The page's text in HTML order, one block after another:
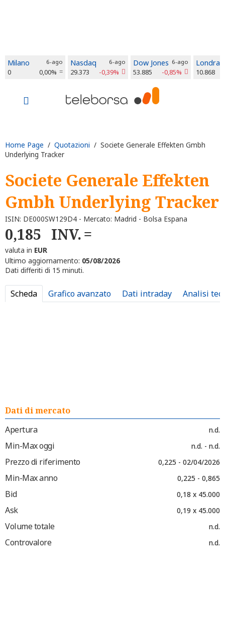
Milano 6-ago
0 0,00%
Nasdaq 6-ago
29.373 -0,39%
Dow Jones 6-ago
53.885 -0,85%
Londra
10.868
Home Page / Quotazioni / Societe Generale Effekten Gmbh
Underlying Tracker
Societe Generale Effekten
Gmbh Underlying Tracker
ISIN: DE000SW129D4 - Mercato: Madrid - Bolsa Espana
0,185 INV.
valuta in EUR
Ultimo aggiornamento: 05/08/2026
Dati differiti di 15 minuti.
Scheda Grafico avanzato Dati intraday Analisi
Dati di mercato
Apertura
n.d.
Min-Max oggi n.d. - n.d.
Prezzo di riferimento 0,225 - 02/04/2026
Min-Max anno 0,225 - 0,865
Bid 0,18 x 45.000
Ask 0,19 x 45.000
Volume totale n.d.
Controvalore n.d.